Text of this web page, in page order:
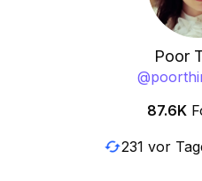
Poor
@
87.6K
231 vor